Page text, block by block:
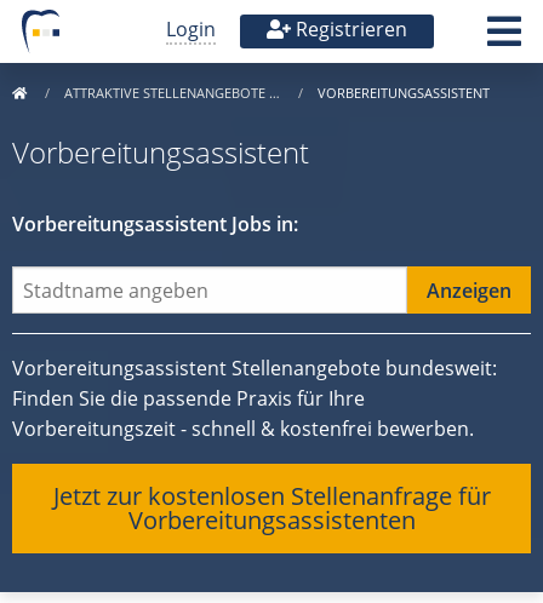
Login Registrieren
ATTRAKTIVE STELLENANGEBOTE … VORBEREITUNGSASSISTENT
Vorbereitungsassistent
Vorbereitungsassistent Jobs in:
Vorbereitungsassistent Stellenangebote bundesweit:
Finden Sie die passende Praxis für Ihre
Vorbereitungszeit - schnell & kostenfrei bewerben.
Jetzt zur kostenlosen Stellenanfrage für
Vorbereitungsassistenten